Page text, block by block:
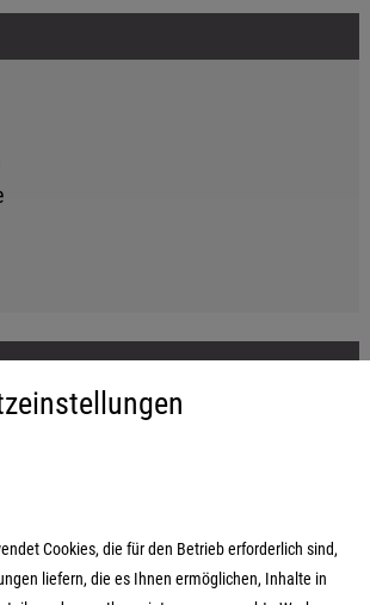
Cookies, die für den Betrieb erforderlich sind,
liefern, die es Ihnen ermöglichen, Inhalte in